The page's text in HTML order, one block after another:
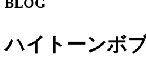
ハイトーンボ